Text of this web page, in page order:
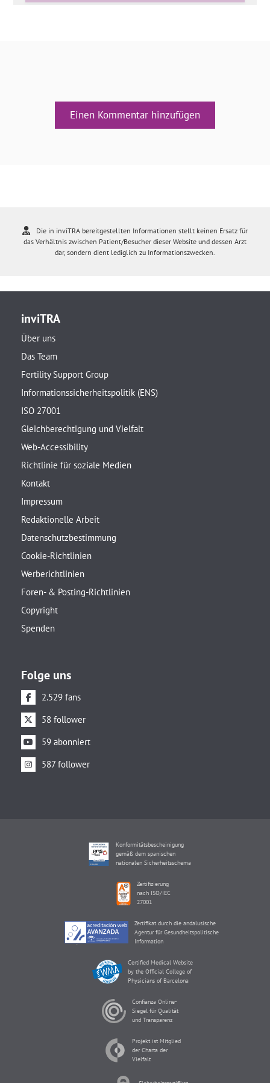
Einen Kommentar hinzufügen
Die in inviTRA bereitgestellten Informationen stellt keinen Ersatz für
das Verhältnis zwischen Patient/Besucher dieser Website und dessen Arzt
dar, sondern dient lediglich zu Informationszwecken.
inviTRA
Über uns
Das Team
Fertility Support Group
Informationssicherheitspolitik (ENS)
ISO 27001
Gleichberechtigung und Vielfalt
Web-Accessibility
Richtlinie für soziale Medien
Kontakt
Impressum
Redaktionelle Arbeit
Datenschutzbestimmung
Cookie-Richtlinien
Werberichtlinien
Foren- & Posting-Richtlinien
Copyright
Spenden
Folge uns
2.529 fans
58 follower
59 abonniert
587 follower
Konformitätsbescheinigung
gemäß dem spanischen
nationalen Sicherheitsschema
Zertifizierung
nach ISO/IEC
27001
Zertifikat durch die andalusische
Agentur für Gesundheitspolitische
Information
Certified Medical Website
by the Official College of
Physicians of Barcelona
Confianza Online-
Siegel für Qualität
und Transparenz
Projekt ist Mitglied
der Charta der
Vielfalt